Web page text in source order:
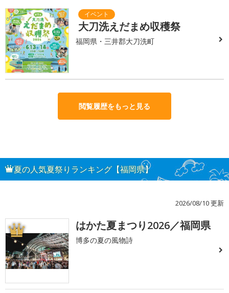
大刀洗えだまめ収穫祭
福岡県・三井郡大刀洗町
閲覧履歴をもっと見る
夏の人気夏祭りランキング【福岡県】
2026/08/10 更新
1 はかた夏まつり2026／福岡県
博多の夏の風物詩